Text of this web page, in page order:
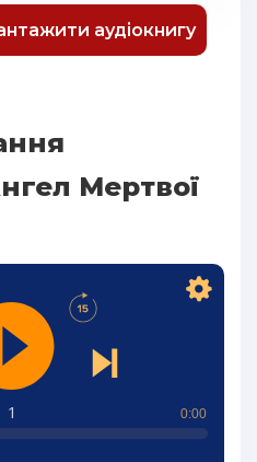
аудіокнигу
Мертвої
1 0:00